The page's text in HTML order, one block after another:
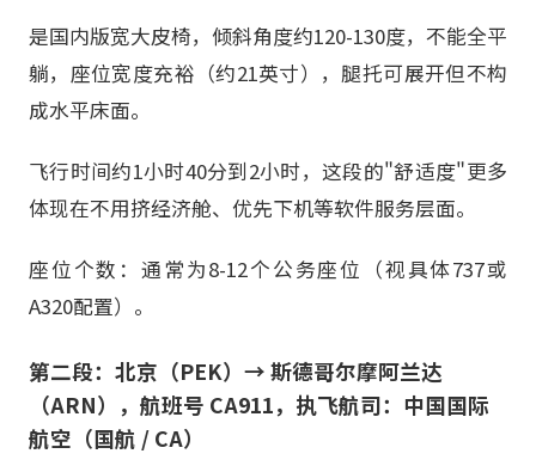
是国内版宽大皮椅，倾斜角度约120-130度，不能全平
躺，座位宽度充裕（约21英寸），腿托可展开但不构
成水平床面。
飞行时间约1小时40分到2小时，这段的"舒适度"更多
体现在不用挤经济舱、优先下机等软件服务层面。
座位个数：通常为8-12个公务座位（视具体737或
A320配置）。
第二段：北京（PEK）→ 斯德哥尔摩阿兰达
（ARN），航班号 CA911，执飞航司：中国国际
航空（国航 / CA）